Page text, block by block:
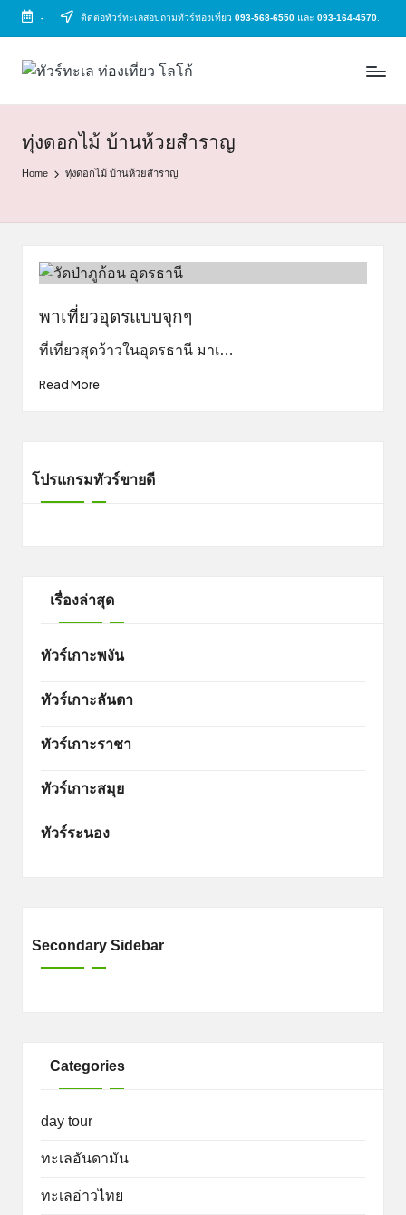
Skip
- ติดต่อทัวร์ทะเลสอบถามทัวร์ท่องเที่ยว093-568-6550 และ093-164-4570
ทั
ว
ร์
ท
เ
ล
ทัวร์
ถูก
2025
|
เที่ยว
ทะเล
ไทย
ทุ่งดอกไม้ บ้านห้วยสำราญ
Home ทุ่งดอกไม้ บ้านห้วยสำราญ
พาเที่ยวอุดรแบบจุกๆ
ที่เที่ยวสุดว้าวในอุดรธานี มาเ…
Read More
โปรแกรมทัวร์ขายดี
เรื่องล่าสุด
ทัวร์เกาะพงัน
ทัวร์เกาะลันตา
ทัวร์เกาะราชา
ทัวร์เกาะสมุย
ทัวร์ระนอง
Secondary Sidebar
Categories
day tour
ทะเลอันดามัน
ทะเลอ่าวไทย